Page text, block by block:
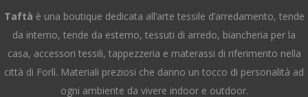
Taftà è una boutique dedicata all’arte tessile d’arredamento, tende
da interno, tende da esterno, tessuti di arredo, biancheria per la
casa, accessori tessili, tappezzeria e materassi di riferimento nella
città di Forlì. Materiali preziosi che danno un tocco di personalità ad
ogni ambiente da vivere indoor e outdoor.